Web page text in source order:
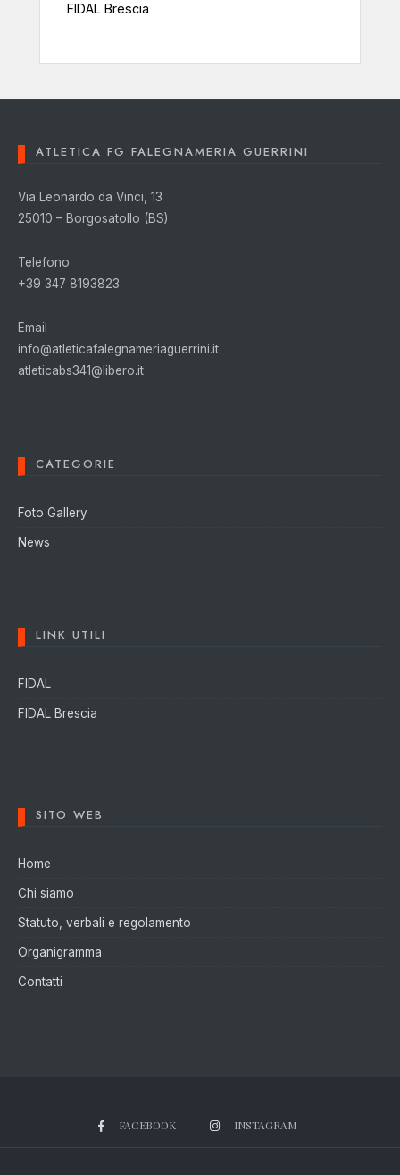
FIDAL Brescia
ATLETICA FG FALEGNAMERIA GUERRINI
Via Leonardo da Vinci, 13
25010 – Borgosatollo (BS)
Telefono
+39 347 8193823
Email
info@atleticafalegnameriaguerrini.it
atleticabs341@libero.it
CATEGORIE
Foto Gallery
News
LINK UTILI
FIDAL
FIDAL Brescia
SITO WEB
Home
Chi siamo
Statuto, verbali e regolamento
Organigramma
Contatti
FACEBOOK INSTAGRAM